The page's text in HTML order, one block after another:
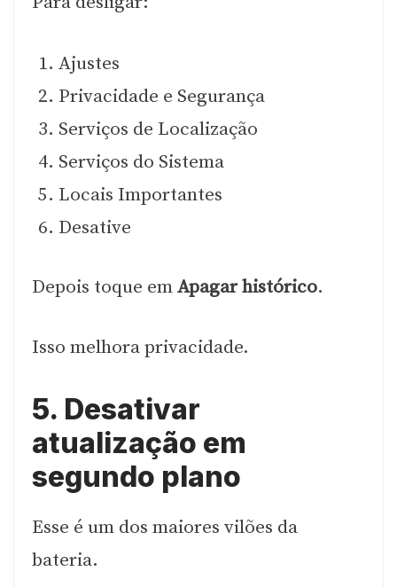
Ajustes
Privacidade e Segurança
Serviços de Localização
Serviços do Sistema
Locais Importantes
Desative
Depois toque emApagar histórico.
Isso melhora privacidade.
5. Desativar
atualização em
segundo plano
Esse é um dos maiores vilões da
bateria.